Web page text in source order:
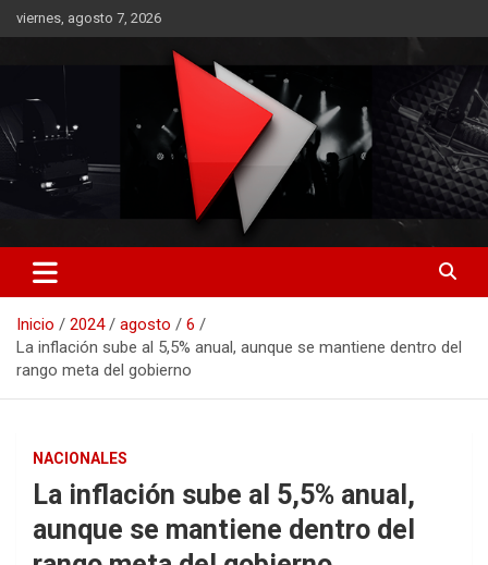
Saltar
al
viernes, agosto 7, 2026
RO CONTENIDOS
Inicio 2024 agosto
6
La inflación sube al 5,5% anual, aunque se mantiene dentro del
rango meta del gobierno
NACIONALES
La inflación sube al 5,5% anual,
aunque se mantiene dentro del